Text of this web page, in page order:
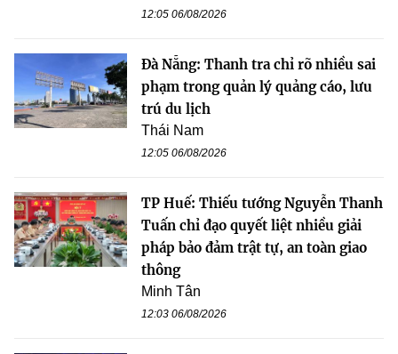
12:05 06/08/2026
Đà Nẵng: Thanh tra chỉ rõ nhiều sai
phạm trong quản lý quảng cáo, lưu
trú du lịch
Thái Nam
12:05 06/08/2026
TP Huế: Thiếu tướng Nguyễn Thanh
Tuấn chỉ đạo quyết liệt nhiều giải
pháp bảo đảm trật tự, an toàn giao
thông
Minh Tân
12:03 06/08/2026